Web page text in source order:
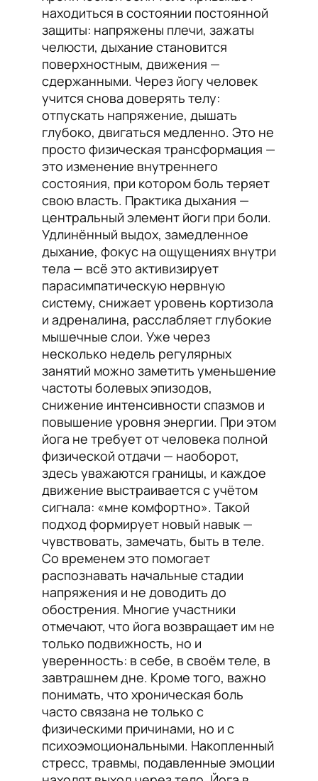
находиться в состоянии постоянной
защиты: напряжены плечи, зажаты
челюсти, дыхание становится
поверхностным, движения —
сдержанными. Через йогу человек
учится снова доверять телу:
отпускать напряжение, дышать
глубоко, двигаться медленно. Это не
просто физическая трансформация —
это изменение внутреннего
состояния, при котором боль теряет
свою власть. Практика дыхания —
центральный элемент йоги при боли.
Удлинённый выдох, замедленное
дыхание, фокус на ощущениях внутри
тела — всё это активизирует
парасимпатическую нервную
систему, снижает уровень кортизола
и адреналина, расслабляет глубокие
мышечные слои. Уже через
несколько недель регулярных
занятий можно заметить уменьшение
частоты болевых эпизодов,
снижение интенсивности спазмов и
повышение уровня энергии. При этом
йога не требует от человека полной
физической отдачи — наоборот,
здесь уважаются границы, и каждое
движение выстраивается с учётом
сигнала: «мне комфортно». Такой
подход формирует новый навык —
чувствовать, замечать, быть в теле.
Со временем это помогает
распознавать начальные стадии
напряжения и не доводить до
обострения. Многие участники
отмечают, что йога возвращает им не
только подвижность, но и
уверенность: в себе, в своём теле, в
завтрашнем дне. Кроме того, важно
понимать, что хроническая боль
часто связана не только с
физическими причинами, но и с
психоэмоциональными. Накопленный
стресс, травмы, подавленные эмоции